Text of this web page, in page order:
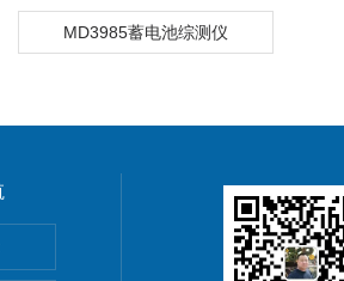
MD3985蓄电池综测仪